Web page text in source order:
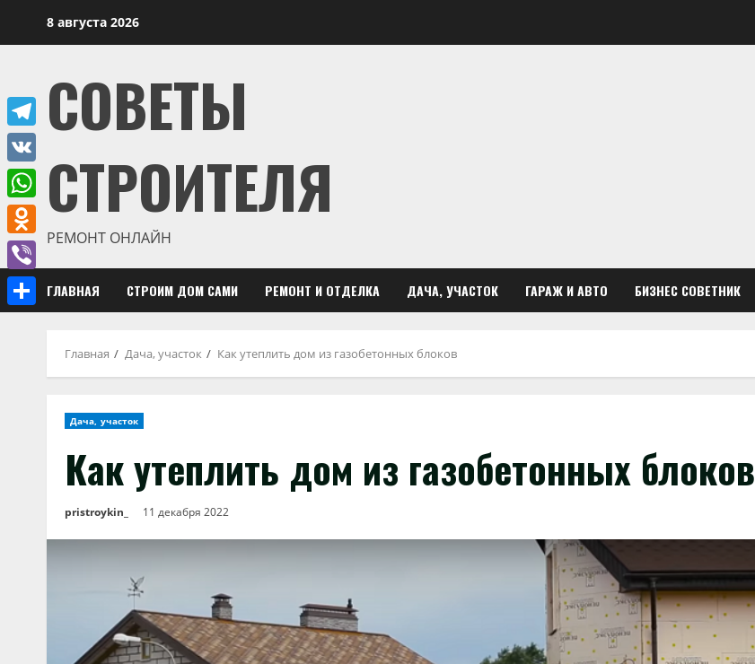
8 августа 2026
СОВЕТЫ
СТРОИТЕЛЯ
РЕМОНТ ОНЛАЙН
ГЛАВНАЯ СТРОИМ ДОМ САМИ РЕМОНТ И ОТДЕЛКА ДАЧА, УЧАСТОК ГАРАЖ И АВТО БИЗНЕС СОВЕТНИК
Главная Дача, участок Как утеплить дом из газобетонных блоков
Дача, участок
Как утеплить дом из газобетонных блоков
pristroykin_ 11 декабря 2022
Telegram
VK
WhatsApp
Odnoklassniki
Viber